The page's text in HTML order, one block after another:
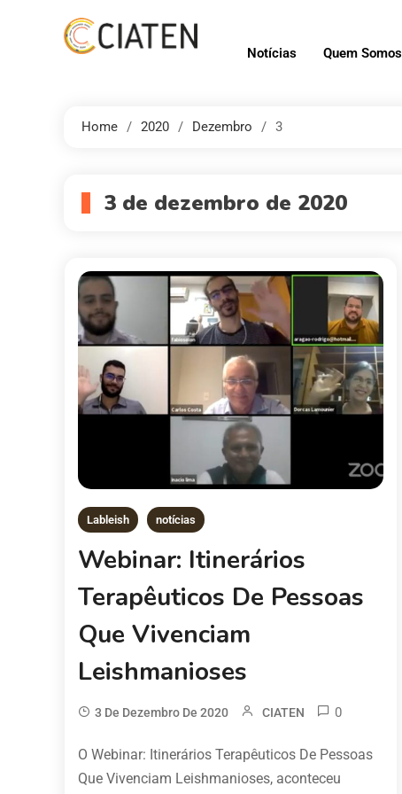
Notícias Quem Somos
Home 2020 Dezembro 3
3 de dezembro de 2020
Lableish notícias
Webinar: Itinerários
Terapêuticos De Pessoas
Que Vivenciam
Leishmanioses
3 De Dezembro De 2020 CIATEN 0
O Webinar: Itinerários Terapêuticos De Pessoas
Que Vivenciam Leishmanioses, aconteceu